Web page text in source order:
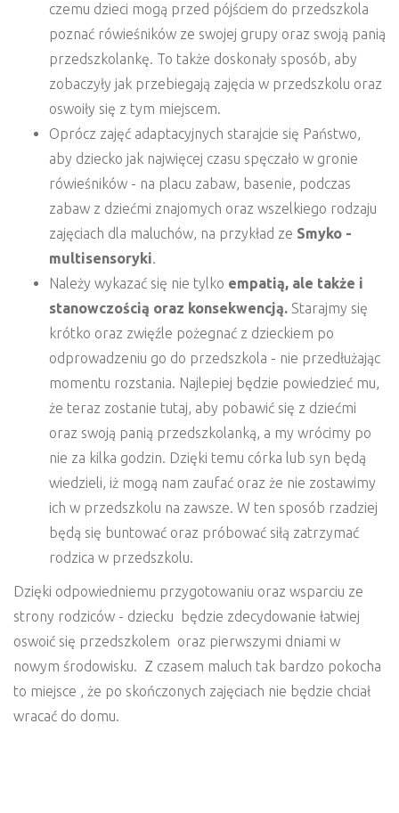
czemu dzieci mogą przed pójściem do przedszkola
poznać rówieśników ze swojej grupy oraz swoją panią
przedszkolankę. To także doskonały sposób, aby
zobaczyły jak przebiegają zajęcia w przedszkolu oraz
oswoiły się z tym miejscem.
Oprócz zajęć adaptacyjnych starajcie się Państwo,
aby dziecko jak najwięcej czasu spęczało w gronie
rówieśników - na placu zabaw, basenie, podczas
zabaw z dziećmi znajomych oraz wszelkiego rodzaju
zajęciach dla maluchów, na przykład ze Smyko -
multisensoryki.
Należy wykazać się nie tylko empatią, ale także i
stanowczością oraz konsekwencją. Starajmy się
krótko oraz zwięźle pożegnać z dzieckiem po
odprowadzeniu go do przedszkola - nie przedłużając
momentu rozstania. Najlepiej będzie powiedzieć mu,
że teraz zostanie tutaj, aby pobawić się z dziećmi
oraz swoją panią przedszkolanką, a my wrócimy po
nie za kilka godzin. Dzięki temu córka lub syn będą
wiedzieli, iż mogą nam zaufać oraz że nie zostawimy
ich w przedszkolu na zawsze. W ten sposób rzadziej
będą się buntować oraz próbować siłą zatrzymać
rodzica w przedszkolu.
Dzięki odpowiedniemu przygotowaniu oraz wsparciu ze
strony rodziców - dziecku będzie zdecydowanie łatwiej
oswoić się przedszkolem oraz pierwszymi dniami w
nowym środowisku. Z czasem maluch tak bardzo pokocha
to miejsce , że po skończonych zajęciach nie będzie chciał
wracać do domu.